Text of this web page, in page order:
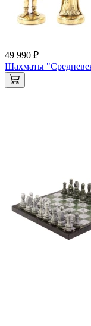
49 990 ₽
Шахматы